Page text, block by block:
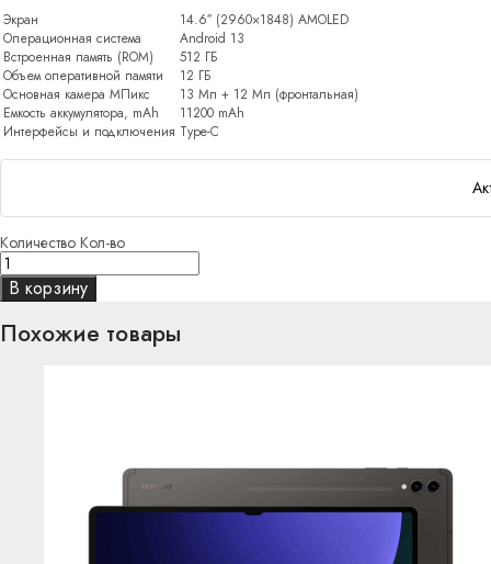
Экран
14.6″ (2960×1848) AMOLED
Операционная система
Android 13
Встроенная память (ROM)
512 ГБ
Объем оперативной памяти
12 ГБ
Основная камера МПикс
13 Мп + 12 Мп (фронтальная)
Емкость аккумулятора, mAh
11200 mAh
Интерфейсы и подключения Type-C
Количество Кол-во
В корзину
Похожие товары